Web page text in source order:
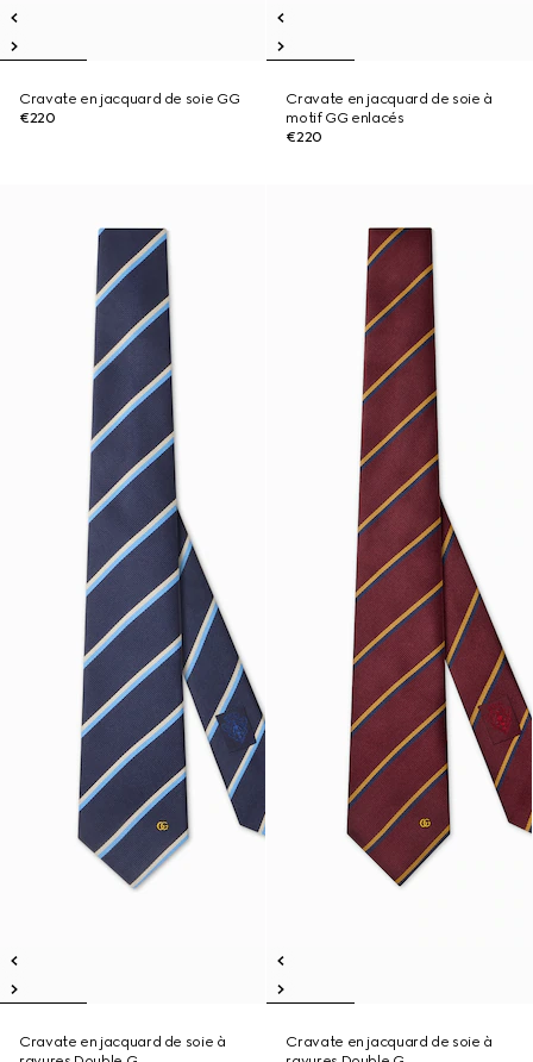
Cravate en jacquard de soie GG
€220
Cravate en jacquard de soie à
motif GG enlacés
€220
Cravate en jacquard de soie à
Cravate en jacquard de soie à